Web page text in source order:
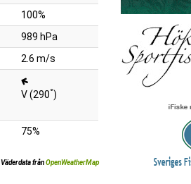
100%
989 hPa
2.6 m/s
V (290°)
75%
Väderdata frånOpenWeatherMap